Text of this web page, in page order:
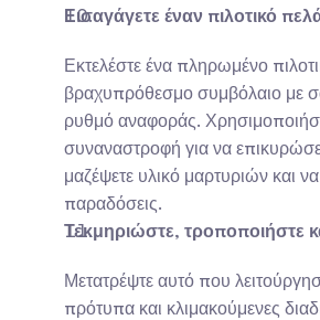
Εισαγάγετε έναν πιλοτικό
Εκτελέστε ένα πληρωμένο
βραχυπρόθεσμο συμβόλαιο με
ρυθμό αναφοράς.
συναναστροφή για να
μαζέψετε υλικό μαρτυριών και να
παραδόσεις.
Τεκμηριώστε, τροποποιήστε
Μετατρέψτε αυτό που
πρότυπα και κλιμακούμενες